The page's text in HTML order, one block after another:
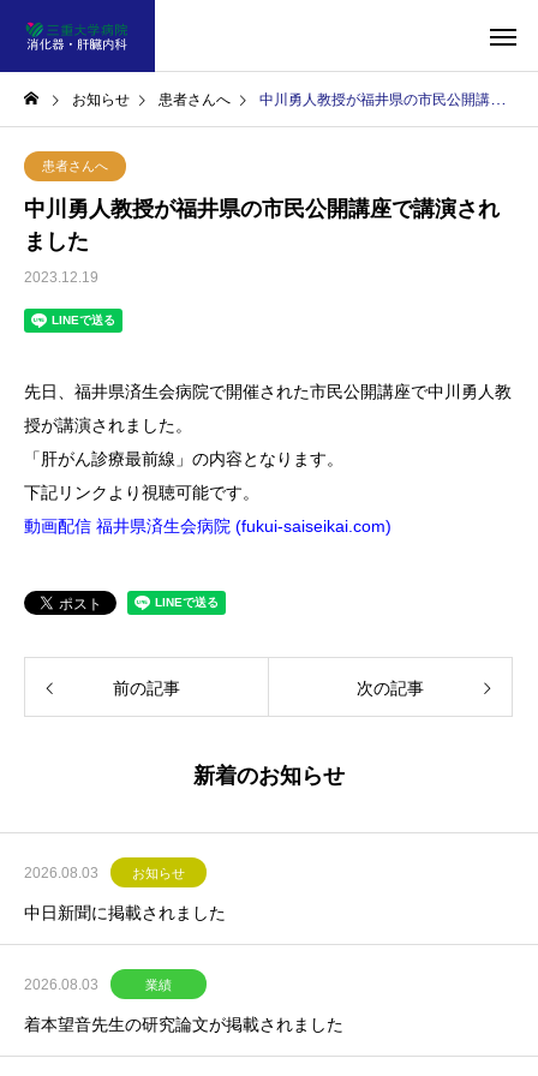
お知らせ 患者さんへ 中川勇人教授が福井県の市民公開講座で講演されました
患者さんへ
中川勇人教授が福井県の市民公開講座で講演され
ました
2023.12.19
先日、福井県済生会病院で開催された市民公開講座で中川勇人教
授が講演されました。
「肝がん診療最前線」の内容となります。
下記リンクより視聴可能です。
動画配信 福井県済生会病院 (fukui-saiseikai.com)
前の記事 次の記事
新着のお知らせ
2026.08.03 お知らせ
中日新聞に掲載されました
2026.08.03 業績
着本望音先生の研究論文が掲載されました